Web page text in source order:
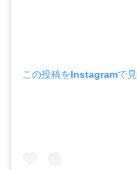
この投稿をInstagramで